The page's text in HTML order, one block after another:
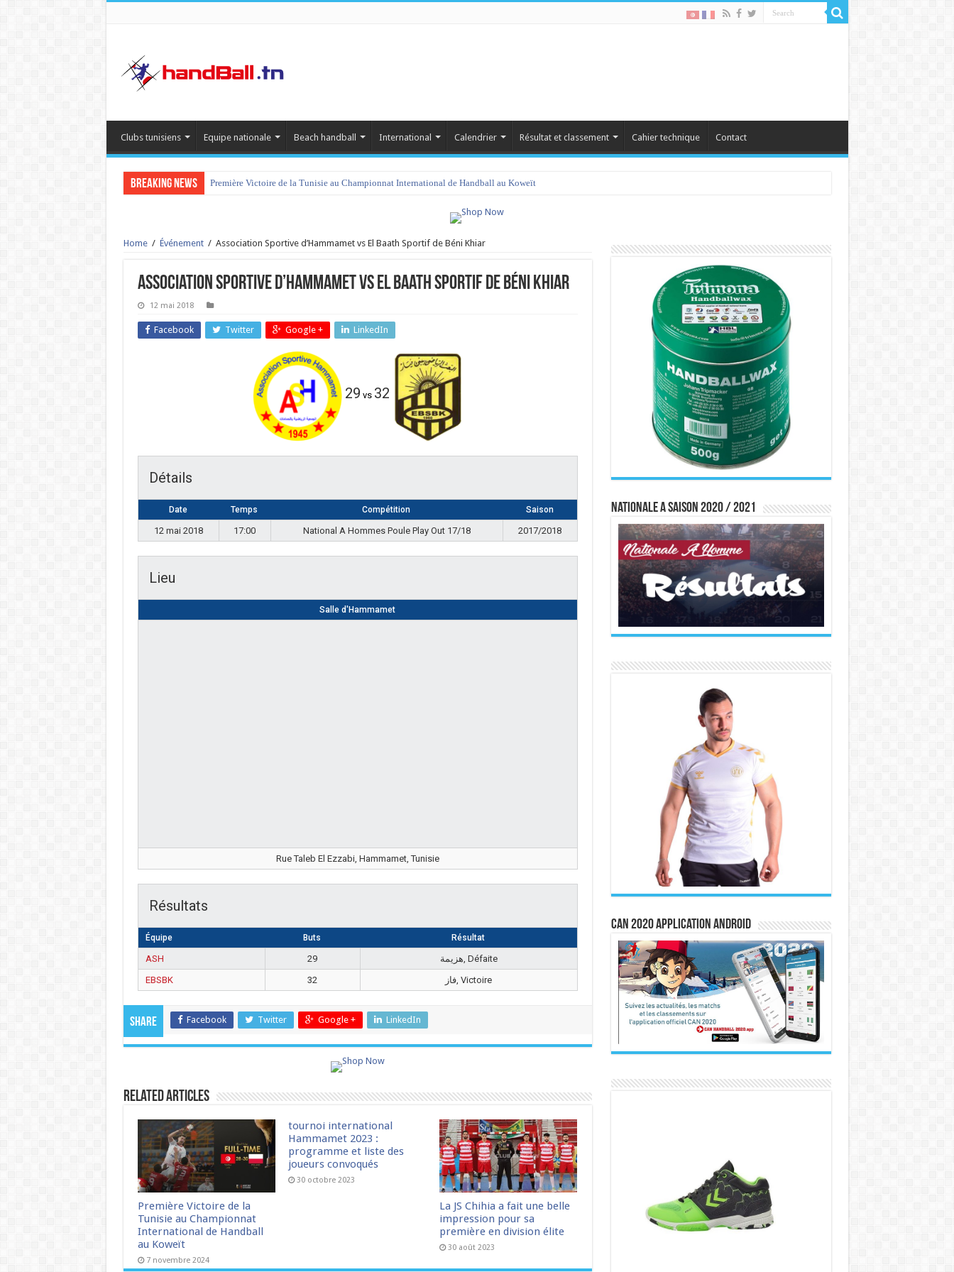
Clubs tunisiens Equipe nationale Beach handball International Calendrier Résultat et classement Cahier technique Contact
Breaking News Première Victoire de la Tunisie au Championnat International de Handball au Koweït
Home / Événement / Association Sportive d’Hammamet vs El Baath Sportif de Béni Khiar
Association Sportive d’Hammamet vs El Baath Sportif de Béni Khiar
12 mai 2018
Facebook Twitter Google + LinkedIn
29 vs 32
Détails
Date Temps Compétition Saison
12 mai 2018 17:00 National A Hommes Poule Play Out 17/18 2017/2018
Lieu
Salle d'Hammamet
Rue Taleb El Ezzabi, Hammamet, Tunisie
Résultats
Équipe Buts Résultat
ASH 29
هزيمة, Défaite
EBSBK
32 فاز, Victoire
Share Facebook Twitter Google + LinkedIn
Related Articles
Première Victoire de la
Tunisie au Championnat
International de Handball
au Koweït
7 novembre 2024
tournoi international
Hammamet 2023 :
programme et liste des
joueurs convoqués
30 octobre 2023
La JS Chihia a fait une belle
impression pour sa
première en division élite
30 août 2023
Nationale A saison 2020 / 2021
CAN 2020 Application Android